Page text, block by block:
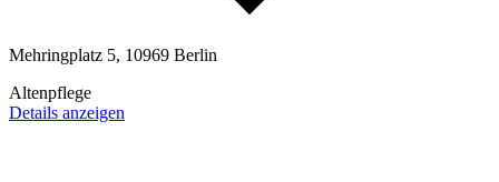
Mehringplatz 5, 10969 Berlin
Altenpflege
Details anzeigen